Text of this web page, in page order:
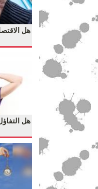
هل
هل